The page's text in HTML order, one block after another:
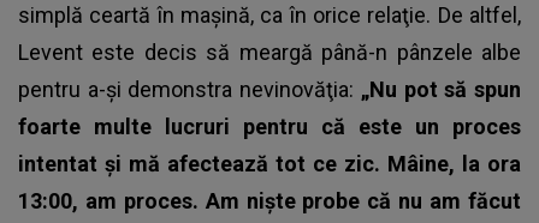
simplă ceartă în maşină, ca în orice relaţie. De altfel,
Levent este decis să meargă până-n pânzele albe
pentru a-şi demonstra nevinovăţia: „Nu pot să spun
foarte multe lucruri pentru că este un proces
intentat şi mă afectează tot ce zic. Mâine, la ora
13:00, am proces. Am nişte probe că nu am făcut